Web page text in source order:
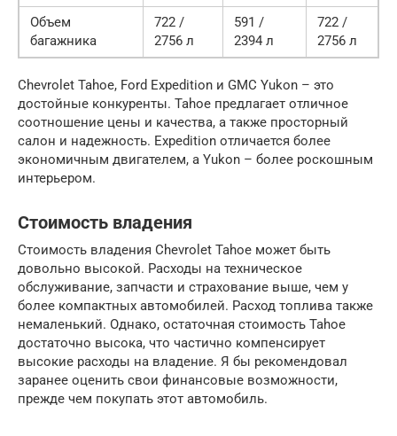
Объем
багажника
722 /
2756 л
591 /
2394 л
722 /
2756 л
Chevrolet Tahoe, Ford Expedition и GMC Yukon – это
достойные конкуренты. Tahoe предлагает отличное
соотношение цены и качества, а также просторный
салон и надежность. Expedition отличается более
экономичным двигателем, а Yukon – более роскошным
интерьером.
Стоимость владения
Стоимость владения Chevrolet Tahoe может быть
довольно высокой. Расходы на техническое
обслуживание, запчасти и страхование выше, чем у
более компактных автомобилей. Расход топлива также
немаленький. Однако, остаточная стоимость Tahoe
достаточно высока, что частично компенсирует
высокие расходы на владение. Я бы рекомендовал
заранее оценить свои финансовые возможности,
прежде чем покупать этот автомобиль.